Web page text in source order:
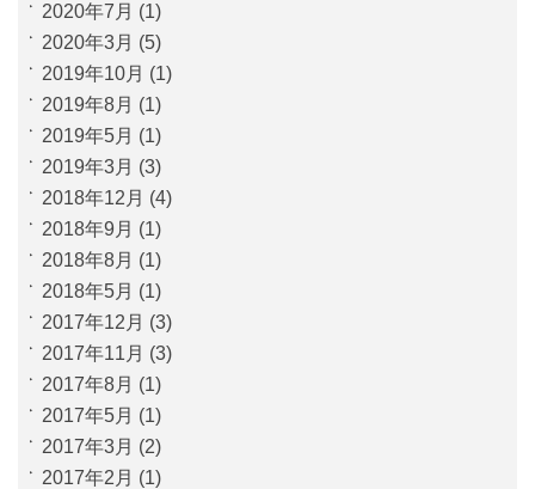
2020年7月 (1)
2020年3月 (5)
2019年10月 (1)
2019年8月 (1)
2019年5月 (1)
2019年3月 (3)
2018年12月 (4)
2018年9月 (1)
2018年8月 (1)
2018年5月 (1)
2017年12月 (3)
2017年11月 (3)
2017年8月 (1)
2017年5月 (1)
2017年3月 (2)
2017年2月 (1)